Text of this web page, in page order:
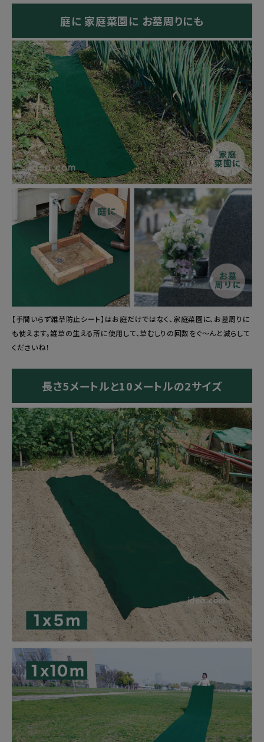
庭に 家庭菜園に お墓周りにも
【手間いらず雑草防止シート】はお庭だけではなく、家庭菜園に、お墓周りに
も使えます。雑草の生える所に使用して、草むしりの回数をぐ〜んと減らして
くださいね！
長さ5メートルと10メートルの2サイズ